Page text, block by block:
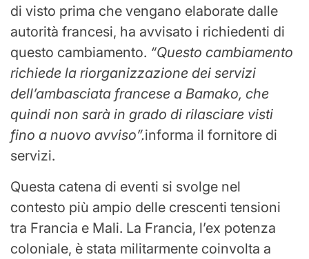
di visto prima che vengano elaborate dalle
autorità francesi, ha avvisato i richiedenti di
questo cambiamento. “Questo cambiamento
richiede la riorganizzazione dei servizi
dell’ambasciata francese a Bamako, che
quindi non sarà in grado di rilasciare visti
fino a nuovo avviso”.informa il fornitore di
servizi.
Questa catena di eventi si svolge nel
contesto più ampio delle crescenti tensioni
tra Francia e Mali. La Francia, l’ex potenza
coloniale, è stata militarmente coinvolta a